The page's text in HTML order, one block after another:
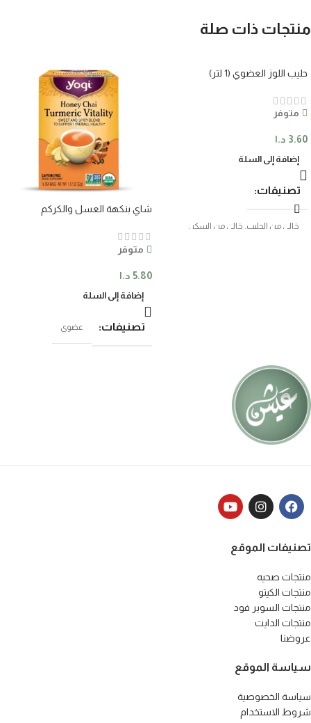
منتجات ذات صلة
حليب اللوز العضوي (1 لتر)
متوفر
3.60 د.ا
إضافة إلى السلة
تصنيفات
خالي من الحليب, خالي من السكر ,
شاي بنكهة العسل والكركم
متوفر
5.80 د.ا
إضافة إلى السلة
تصنيفات عضوي
تصنيفات الموقع
منتجات صحيه
منتجات الكيتو
منتجات السوبر فود
منتجات الدايت
عروضنا
سياسة الموقع
سياسة الخصوصية
شروط الاستخدام